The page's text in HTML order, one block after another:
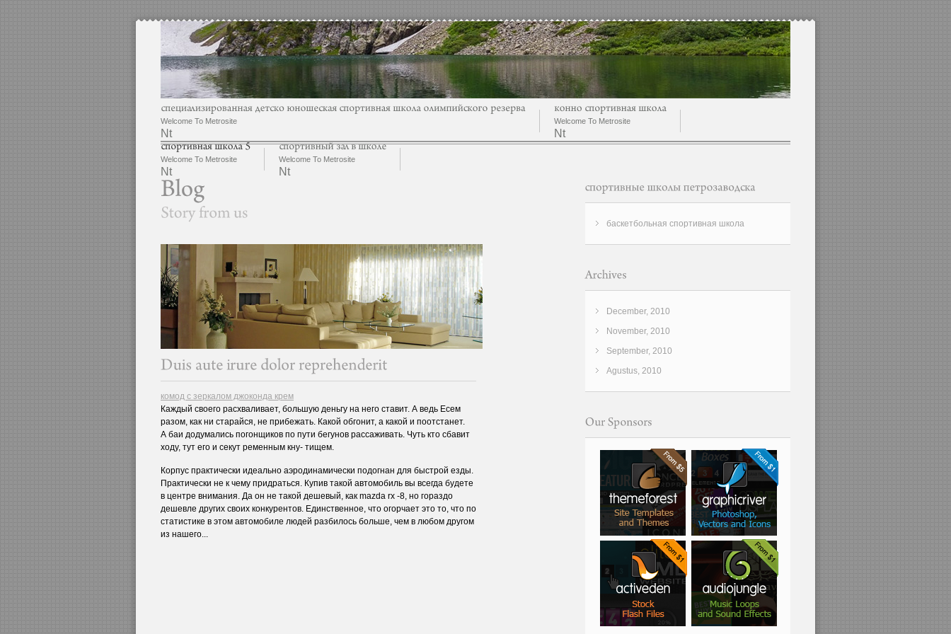
Welcome To Metrosite
Nt
Welcome To Metrosite
Nt
Welcome To Metrosite
Nt
Welcome To Metrosite
Nt
комод с зеркалом джоконда крем
Каждый своего расхваливает, большую деньгу на него ставит. А ведь Есем
разом, как ни старайся, не прибежать. Какой обгонит, а какой и поотстанет.
А баи додумались погонщиков по пути бегунов рассаживать. Чуть кто сбавит
ходу, тут его и секут ременным кну- тищем.
Корпус практически идеально аэродинамически подогнан для быстрой езды.
Практически не к чему придраться. Купив такой автомобиль вы всегда будете
в центре внимания. Да он не такой дешевый, как mazda rx -8, но гораздо
дешевле других своих конкурентов. Единственное, что огорчает это то, что по
статистике в этом автомобиле людей разбилось больше, чем в любом другом
из нашего...
баскетбольная спортивная школа
December, 2010
November, 2010
September, 2010
Agustus, 2010